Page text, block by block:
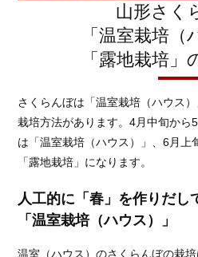
山形さく
「温室栽培（
「露地栽培」
さくらんぼは「温室栽培（ハウス
栽培方法があります。4月中旬から
は「温室栽培（ハウス）」、6月上
「露地栽培」になります。
人工的に「春」を作りだし
「温室栽培（ハウス）」
温室（ハウス）のさくらんぼの栽